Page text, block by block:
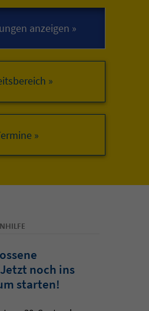
»
noch ins
starten!